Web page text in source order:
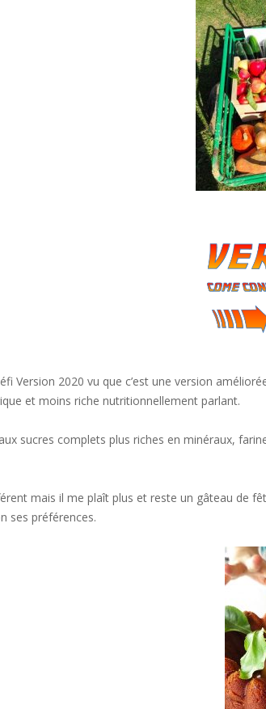
Version 2020 vu que c’est une version
et moins riche nutritionnellement parlant.
sucres complets plus riches en minéraux,
mais il me plaît plus et reste un gâteau de
ses préférences.